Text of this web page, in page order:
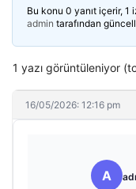
Bu konu 0 yanıt içerir, 1
admin tarafından
1 yazı görüntüleniyor
16/05/2026: 12:16 pm
A